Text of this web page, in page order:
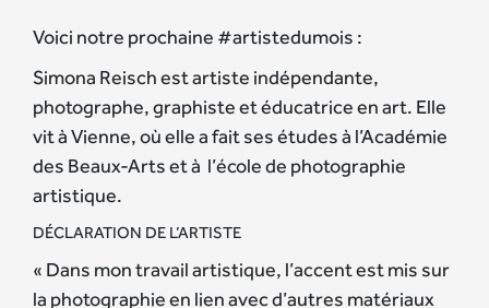
Voici notre prochaine #artistedumois :
Simona Reisch est artiste indépendante,
photographe, graphiste et éducatrice en art. Elle
vit à Vienne, où elle a fait ses études à l’Académie
des Beaux-Arts et à l’école de photographie
artistique.
DÉCLARATION DE L’ARTISTE
« Dans mon travail artistique, l’accent est mis sur
la photographie en lien avec d’autres matériaux